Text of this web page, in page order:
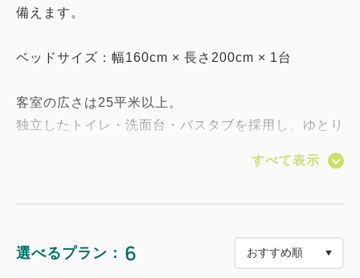
備えます。
ベッドサイズ：幅160cm × 長さ200cm × 1台
客室の広さは25平米以上。
独立したトイレ・洗面台・バスタブを採用し、ゆとり
●全室禁煙（1Fに喫煙ブースあり）
すべて表示
選べるプラン： 6